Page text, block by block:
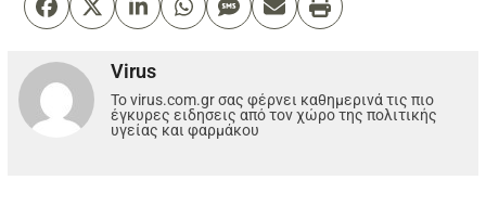
Virus
Το virus.com.gr σας φέρνει καθημερινά τις πιο
έγκυρες ειδησεις από τον χώρο της πολιτικής
υγείας και φαρμάκου